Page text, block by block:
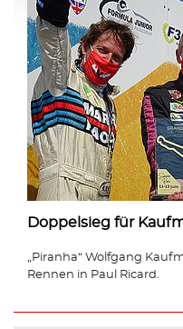
Doppelsieg für
„Piranha“ Wolfgang
Rennen in Paul Ricard.